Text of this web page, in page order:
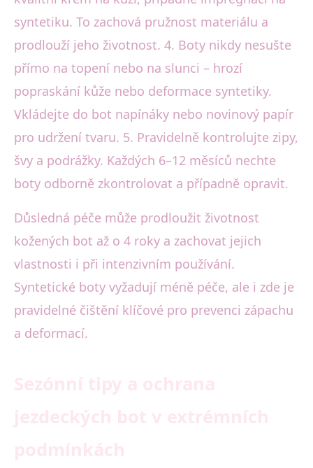
syntetiku. To zachová pružnost materiálu a
prodlouží jeho životnost. 4. Boty nikdy nesušte
přímo na topení nebo na slunci – hrozí
popraskání kůže nebo deformace syntetiky.
Vkládejte do bot napínáky nebo novinový papír
pro udržení tvaru. 5. Pravidelně kontrolujte zipy,
švy a podrážky. Každých 6–12 měsíců nechte
boty odborně zkontrolovat a případně opravit.
Důsledná péče může prodloužit životnost
kožených bot až o 4 roky a zachovat jejich
vlastnosti i při intenzivním používání.
Syntetické boty vyžadují méně péče, ale i zde je
pravidelné čištění klíčové pro prevenci zápachu
a deformací.